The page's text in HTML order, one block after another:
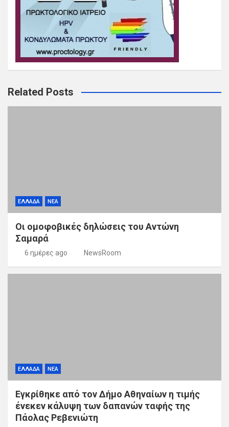
Related Posts
ΕΛΛΑΔΑ ΝΕΑ
Οι ομοφοβικές δηλώσεις του Αντώνη
Σαμαρά
6 ημέρες ago NewsRoom
ΕΛΛΑΔΑ ΝΕΑ
Εγκρίθηκε από τον Δήμο Αθηναίων η τιμής
ένεκεν κάλυψη των δαπανών ταφής της
Πάολας Ρεβενιώτη